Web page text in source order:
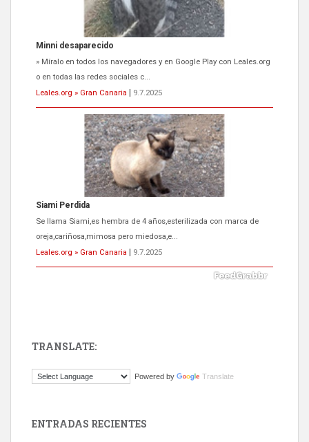
Minni desaparecido
» Míralo en todos los navegadores y en Google Play con Leales.org
o en todas las redes sociales c...
Leales.org » Gran Canaria
9.7.2025
Siami Perdida
Se llama Siami,es hembra de 4 años,esterilizada con marca de
oreja,cariñosa,mimosa pero miedosa,e...
Leales.org » Gran Canaria
9.7.2025
El ayuntamiento se va a llevar a Los Gatos callejeros de la zona los
TRANSLATE:
Powered by Translate
ENTRADAS RECIENTES